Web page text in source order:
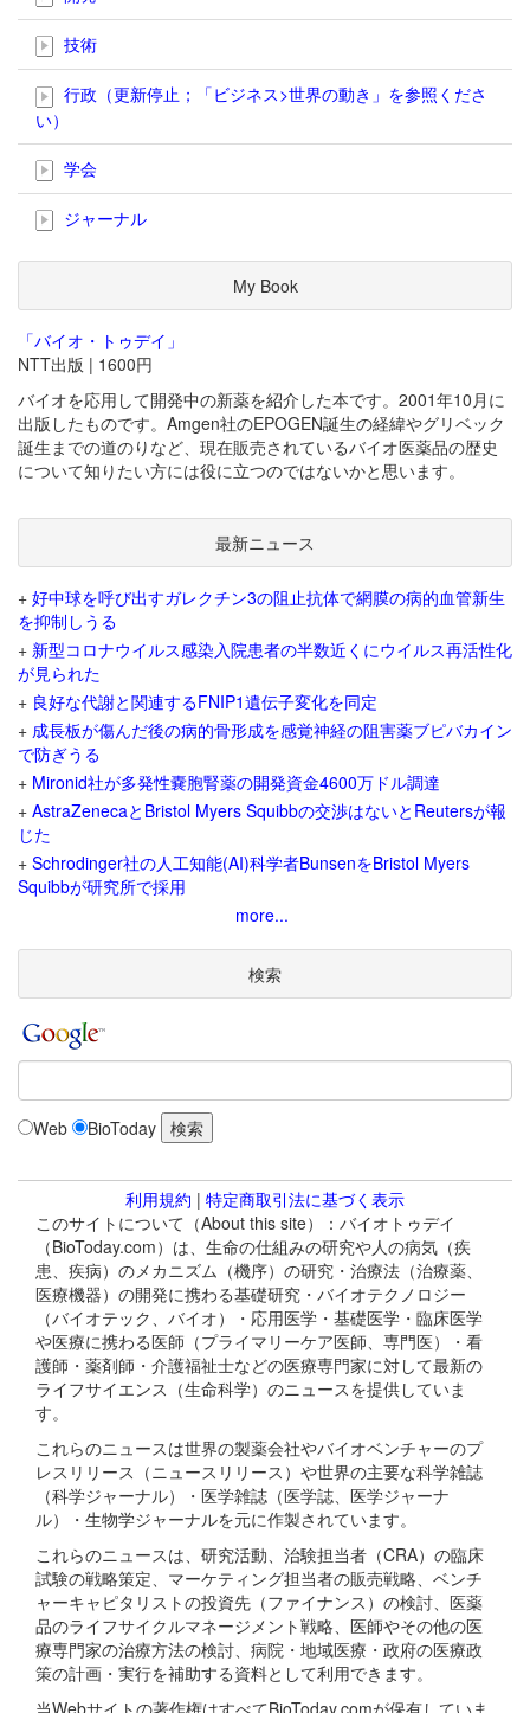
技術
行政（更新停止；「ビジネス>世界の動き」を参照くださ
い）
学会
ジャーナル
My Book
「バイオ・トゥデイ」
NTT出版 | 1600円
バイオを応用して開発中の新薬を紹介した本です。2001年10月に
出版したものです。Amgen社のEPOGEN誕生の経緯やグリベック
誕生までの道のりなど、現在販売されているバイオ医薬品の歴史
について知りたい方には役に立つのではないかと思います。
最新ニュース
+ 好中球を呼び出すガレクチン3の阻止抗体で網膜の病的血管新生
を抑制しうる
+ 新型コロナウイルス感染入院患者の半数近くにウイルス再活性化
が見られた
+ 良好な代謝と関連するFNIP1遺伝子変化を同定
+ 成長板が傷んだ後の病的骨形成を感覚神経の阻害薬ブピバカイン
で防ぎうる
+ Mironid社が多発性嚢胞腎薬の開発資金4600万ドル調達
+ AstraZenecaとBristol Myers Squibbの交渉はないとReutersが報
じた
+ Schrodinger社の人工知能(AI)科学者BunsenをBristol Myers
Squibbが研究所で採用
more...
検索
Web BioToday
利用規約 | 特定商取引法に基づく表示
このサイトについて（About this site）：バイオトゥデイ
（BioToday.com）は、生命の仕組みの研究や人の病気（疾
患、疾病）のメカニズム（機序）の研究・治療法（治療薬、
医療機器）の開発に携わる基礎研究・バイオテクノロジー
（バイオテック、バイオ）・応用医学・基礎医学・臨床医学
や医療に携わる医師（プライマリーケア医師、専門医）・看
護師・薬剤師・介護福祉士などの医療専門家に対して最新の
ライフサイエンス（生命科学）のニュースを提供していま
す。
これらのニュースは世界の製薬会社やバイオベンチャーのプ
レスリリース（ニュースリリース）や世界の主要な科学雑誌
（科学ジャーナル）・医学雑誌（医学誌、医学ジャーナ
ル）・生物学ジャーナルを元に作製されています。
これらのニュースは、研究活動、治験担当者（CRA）の臨床
試験の戦略策定、マーケティング担当者の販売戦略、ベンチ
ャーキャピタリストの投資先（ファイナンス）の検討、医薬
品のライフサイクルマネージメント戦略、医師やその他の医
療専門家の治療方法の検討、病院・地域医療・政府の医療政
策の計画・実行を補助する資料として利用できます。